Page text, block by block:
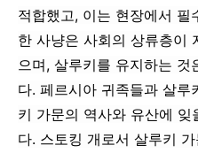
적합했고, 이는 현장에서 필
한 사냥은 사회의 상류층이
으며, 살루키를 유지하는
다. 페르시아 귀족들과 살루
키 가문의 역사와 유산에
다. 스토킹 개로서 살루키